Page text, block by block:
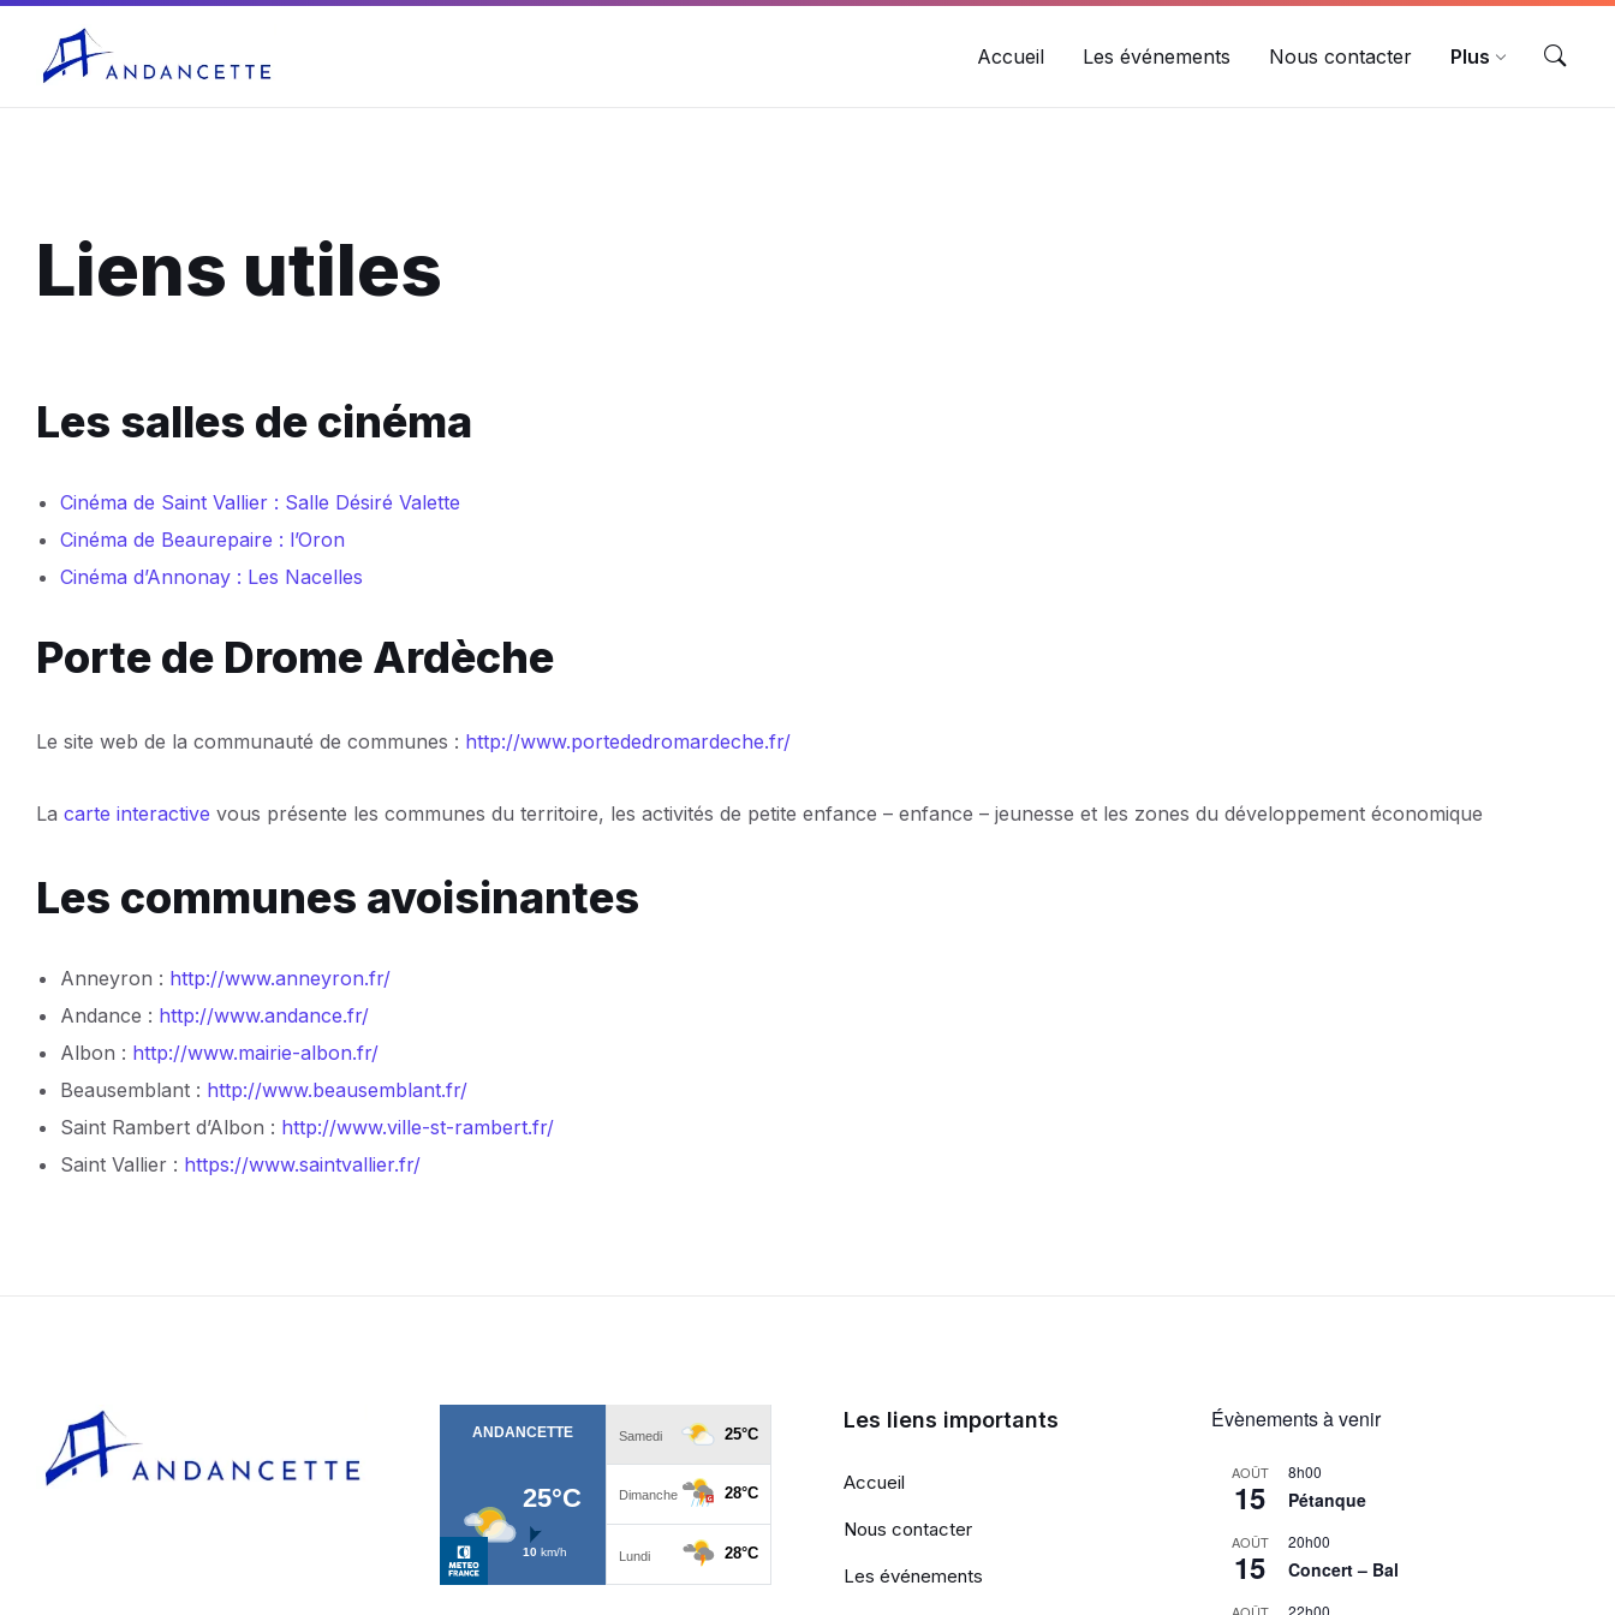
Accueil Les événements Nous contacter Plus
Liens utiles
Les salles de cinéma
Cinéma de Saint Vallier : Salle Désiré Valette
Cinéma de Beaurepaire : l’Oron
Cinéma d’Annonay : Les Nacelles
Porte de Drome Ardèche
Le site web de la communauté de communes : http://www.portededromardeche.fr/
La carte interactive vous présente les communes du territoire, les activités de petite enfance – enfance – jeunesse et les zones du développement économique
Les communes avoisinantes
Anneyron : http://www.anneyron.fr/
Andance : http://www.andance.fr/
Albon : http://www.mairie-albon.fr/
Beausemblant : http://www.beausemblant.fr/
Saint Rambert d’Albon : http://www.ville-st-rambert.fr/
Saint Vallier : https://www.saintvallier.fr/
Les liens importants
Accueil
Nous contacter
Les événements
Évènements à venir
AOÛT
15
8h00
Pétanque
AOÛT
15
20h00
Concert – Bal
22h00